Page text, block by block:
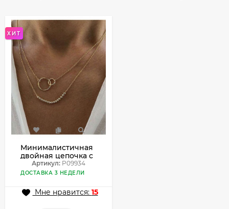
ХИТ
Минималистичная
двойная цепочка с
кольцом и
шариками P09934
Артикул: P09934
ДОСТАВКА 3 НЕДЕЛИ
Мне нравится: 15